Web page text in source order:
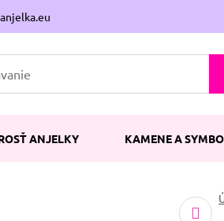
ANJELKY KAMENE A